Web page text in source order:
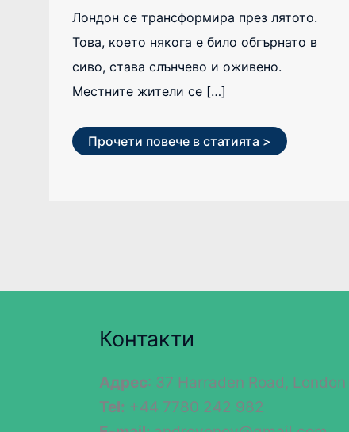
Лондон се трансформира през лятото.
Това, което някога е било обгърнато в
сиво, става слънчево и оживено.
Местните жители се […]
Прочети повече в статията >
Контакти
Адрес: 37 Harraden Road, London
Tel: +44 7780 242 982